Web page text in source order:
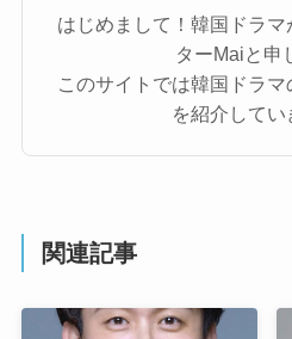
はじめまして！韓国ドラ
ターMaiと
このサイトでは韓国ドラ
を紹介してい
関連記事